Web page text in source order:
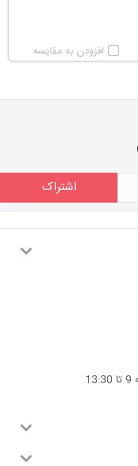
افزودن به مقایسه
اشتراک